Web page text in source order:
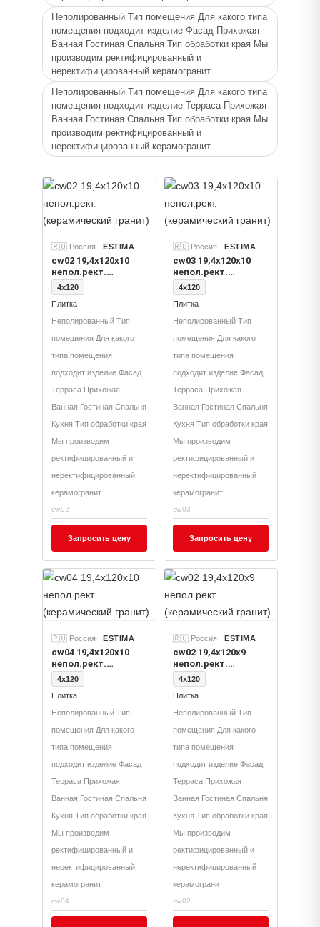
9, 10
Применение
Плитка
Цвет
Классик Вуд Дерево Классический Бежевый
Толщина, Классик Вуд Дерево Классический
Серый Толщина
Неполированный Тип помещения Для какого типа
помещения подходит изделие Фасад Прихожая
Ванная Гостиная Спальня Тип обработки края Мы
производим ректифицированный и
неректифицированный керамогранит
Неполированный Тип помещения Для какого типа
помещения подходит изделие Терраса Прихожая
Ванная Гостиная Спальня Тип обработки края Мы
производим ректифицированный и
неректифицированный керамогранит
🇷🇺 Россия ESTIMA
cw02 19,4х120х10
непол.рект.
(керамический
гранит)
4x120
Плитка
Неполированный Тип
помещения Для какого
типа помещения
подходит изделие Фасад
Терраса Прихожая
Ванная Гостиная Спальня
Кухня Тип обработки края
Мы производим
ректифицированный и
неректифицированный
керамогранит
cw02
Запросить цену
🇷🇺 Россия ESTIMA
cw03 19,4х120х10
непол.рект.
(керамический
гранит)
4x120
Плитка
Неполированный Тип
помещения Для какого
типа помещения
подходит изделие Фасад
Терраса Прихожая
Ванная Гостиная Спальня
Кухня Тип обработки края
Мы производим
ректифицированный и
неректифицированный
керамогранит
cw03
Запросить цену
🇷🇺 Россия ESTIMA
cw04 19,4х120х10
непол.рект.
(керамический
гранит)
4x120
Плитка
Неполированный Тип
помещения Для какого
типа помещения
подходит изделие Фасад
Терраса Прихожая
Ванная Гостиная Спальня
Кухня Тип обработки края
Мы производим
ректифицированный и
неректифицированный
керамогранит
cw04
🇷🇺 Россия ESTIMA
cw02 19,4х120х9
непол.рект.
(керамический
гранит)
4x120
Плитка
Неполированный Тип
помещения Для какого
типа помещения
подходит изделие Фасад
Терраса Прихожая
Ванная Гостиная Спальня
Кухня Тип обработки края
Мы производим
ректифицированный и
неректифицированный
керамогранит
cw02